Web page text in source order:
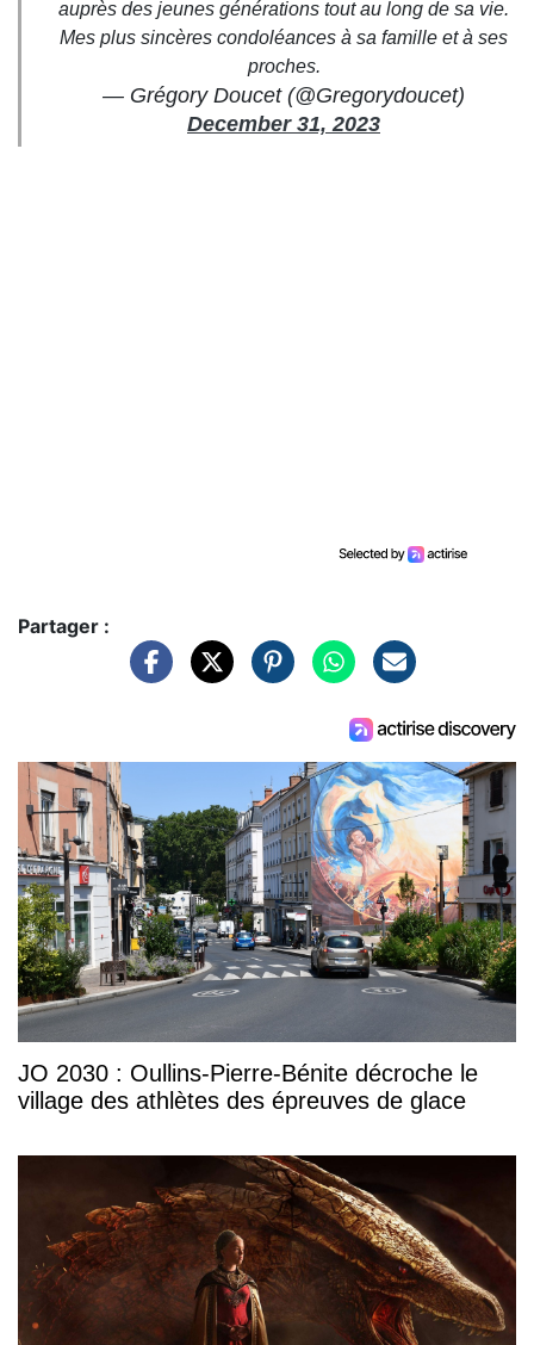
auprès des jeunes générations tout au long de sa vie.
Mes plus sincères condoléances à sa famille et à ses
proches.
— Grégory Doucet (@Gregorydoucet)
December 31, 2023
Partager :
JO 2030 : Oullins-Pierre-Bénite décroche le
village des athlètes des épreuves de glace